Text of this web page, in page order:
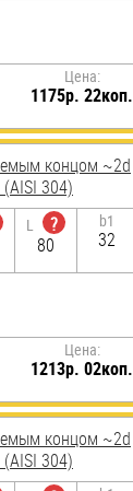
Цена:
1175р. 22коп.
концом ~2d
304)
L
?
80
b1
32
Цена:
1213р. 02коп.
концом ~2d
304)